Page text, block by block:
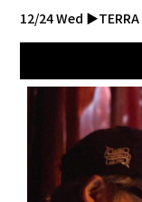
12/24 Wed ▶TERRA